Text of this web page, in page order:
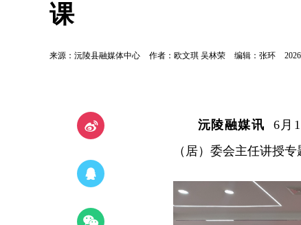
课
来源：沅陵县融媒体中心 作者：欧文琪 吴林荣 编辑：张环
沅陵融媒讯 6月
（居）委会主任讲授